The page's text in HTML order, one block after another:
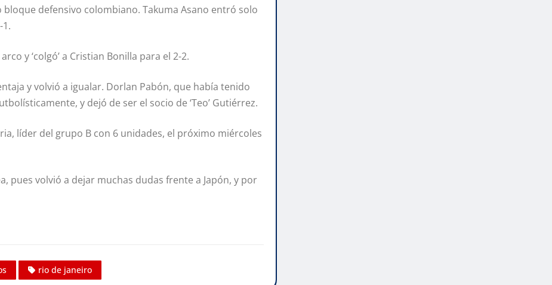
defensivo colombiano. Takuma Asano entró solo
y ‘colgó’ a Cristian Bonilla para el 2-2.
y volvió a igualar. Dorlan Pabón, que había tenido
y dejó de ser el socio de ‘Teo’ Gutiérrez.
líder del grupo B con 6 unidades, el próximo miércoles
pues volvió a dejar muchas dudas frente a Japón, y por
rio de janeiro